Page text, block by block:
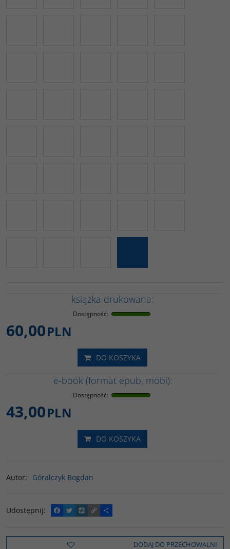
książka drukowana:
Dostępność:
60,00PLN
DO KOSZYKA
e-book (format epub, mobi):
Dostępność:
43,00PLN
DO KOSZYKA
Autor: Góralczyk Bogdan
Udostępnij:
F
a
e
T
w
t
t
W
y
o
C
o
y
P
o
z
DODAJ DO PRZECHOWALNI